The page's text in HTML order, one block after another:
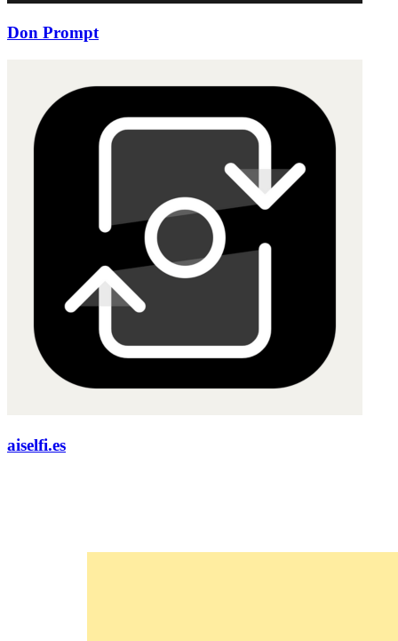
Don Prompt
aiselfi.es